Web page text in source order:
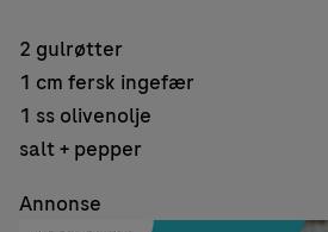
2 gulrøtter
1 cm fersk ingefær
1 ss olivenolje
salt + pepper
Annonse